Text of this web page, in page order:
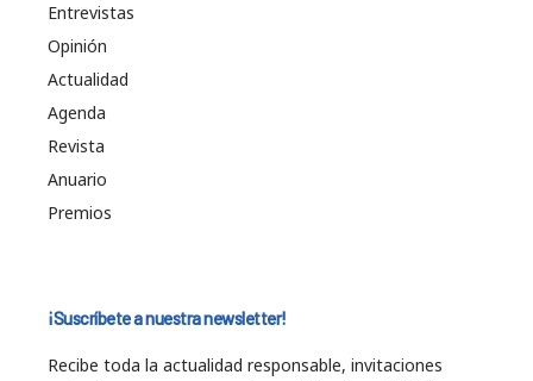
Entrevistas
Opinión
Actualidad
Agenda
Revista
Anuario
Premios
¡Suscríbete a nuestra newsletter!
Recibe toda la actualidad responsable, invitaciones